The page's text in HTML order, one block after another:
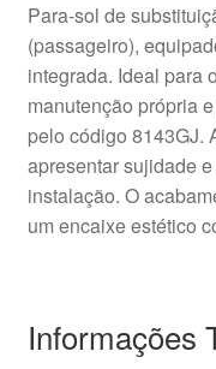
Para-sol de
(passageiro),
integrada. Ideal para
manutenção própria
pelo código
apresentar sujidade
instalação. O
um encaixe estético
Informações